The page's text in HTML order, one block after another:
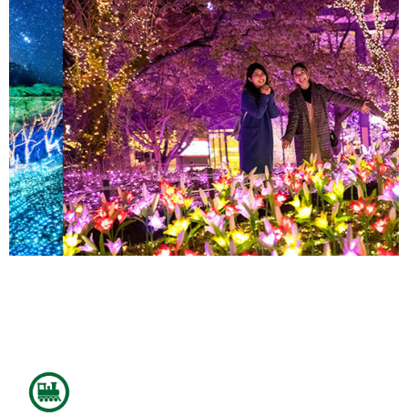
ホテル予約
高速バス予約
フジムスビ
富士山周辺に行く人必見！